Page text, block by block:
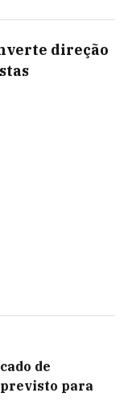
direção
de
para